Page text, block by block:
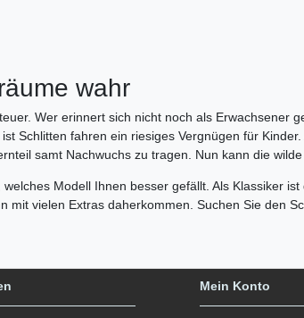
wahr
Wer erinnert sich nicht noch als Erwachsener
Schlitten fahren ein riesiges Vergnügen für
samt Nachwuchs zu tragen. Nun kann die
Modell Ihnen besser gefällt. Als Klassiker
mit vielen Extras daherkommen. Suchen Sie den
Mein Konto